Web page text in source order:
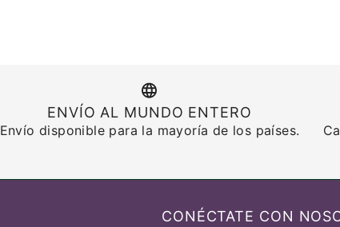
ENVÍO AL MUNDO ENTERO
Envío disponible para la mayoría de los países.
CONÉCTATE CON